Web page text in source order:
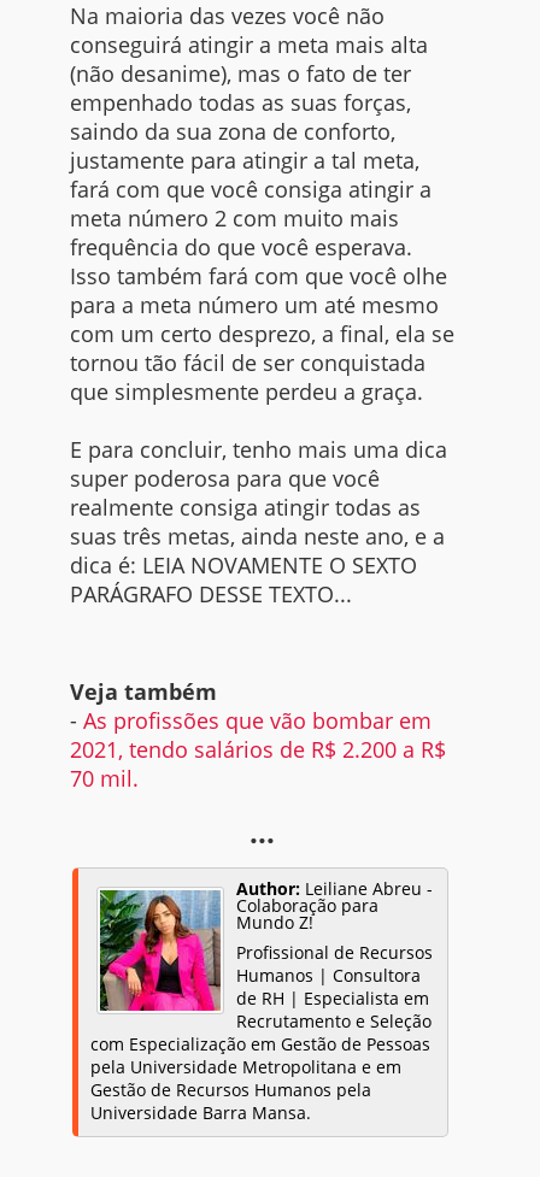
Na maioria das vezes você não
conseguirá atingir a meta mais alta
(não desanime), mas o fato de ter
empenhado todas as suas forças,
saindo da sua zona de conforto,
justamente para atingir a tal meta,
fará com que você consiga atingir a
meta número 2 com muito mais
frequência do que você esperava.
Isso também fará com que você olhe
para a meta número um até mesmo
com um certo desprezo, a final, ela se
tornou tão fácil de ser conquistada
que simplesmente perdeu a graça.
E para concluir, tenho mais uma dica
super poderosa para que você
realmente consiga atingir todas as
suas três metas, ainda neste ano, e a
dica é: LEIA NOVAMENTE O SEXTO
PARÁGRAFO DESSE TEXTO...
Veja também
- As profissões que vão bombar em
2021, tendo salários de R$ 2.200 a R$
70 mil.
...
Author:Leiliane Abreu -
Colaboração para
Mundo Z!
Profissional de Recursos
Humanos | Consultora
de RH | Especialista em
Recrutamento e Seleção
com Especialização em Gestão de Pessoas
pela Universidade Metropolitana e em
Gestão de Recursos Humanos pela
Universidade Barra Mansa.